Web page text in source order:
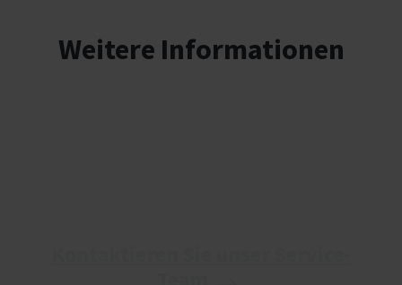
Weitere Informationen